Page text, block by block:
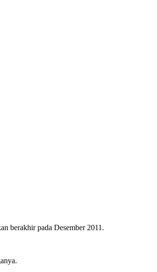
berakhir pada Desember 2011.